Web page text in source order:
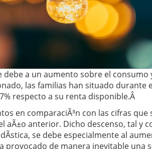
debe a un aumento sobre el consumo
las familias han situado durante
respecto a su renta disponible.Â
en comparaciÃ³n con las cifras que
anterior. Dicho descenso, tal y
se debe especialmente al
provocado de manera inevitable una